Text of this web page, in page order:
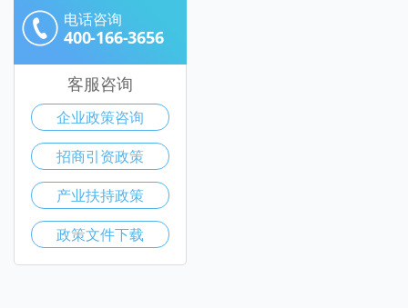
电话咨询
400-166-3656
客服咨询
企业政策咨询
招商引资政策
产业扶持政策
政策文件下载